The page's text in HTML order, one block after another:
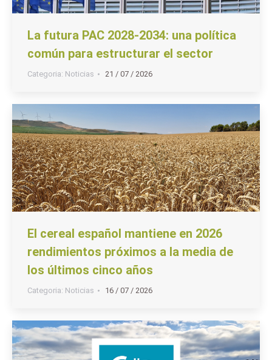
La futura PAC 2028-2034: una política
común para estructurar el sector
Categoria: Noticias 21 / 07 / 2026
El cereal español mantiene en 2026
rendimientos próximos a la media de
los últimos cinco años
Categoria: Noticias 16 / 07 / 2026